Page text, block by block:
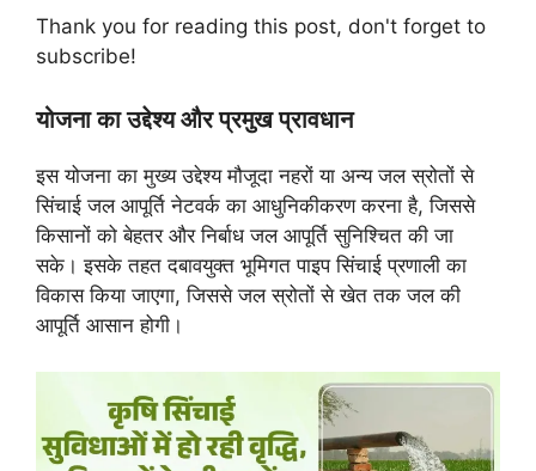
Thank you for reading this post, don't forget to
subscribe!
योजना का उद्देश्य और प्रमुख प्रावधान
इस योजना का मुख्य उद्देश्य मौजूदा नहरों या अन्य जल स्रोतों से
सिंचाई जल आपूर्ति नेटवर्क का आधुनिकीकरण करना है, जिससे
किसानों को बेहतर और निर्बाध जल आपूर्ति सुनिश्चित की जा
सके। इसके तहत दबावयुक्त भूमिगत पाइप सिंचाई प्रणाली का
विकास किया जाएगा, जिससे जल स्रोतों से खेत तक जल की
आपूर्ति आसान होगी।